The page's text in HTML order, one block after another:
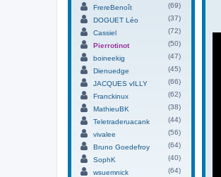
FrereBenoît
(69)
DOGUET Léo
(37)
Cassiel
(72)
Pierrotinot
(50)
boineekig
(47)
Dienuedge
(45)
JACQUES vILLY
(66)
Franckinux
(62)
MathieuBK
(38)
Teletraderuacank
(44)
vivalee
(56)
Bruno Goedefroy
(64)
SophK
(40)
wsuemnick
(64)